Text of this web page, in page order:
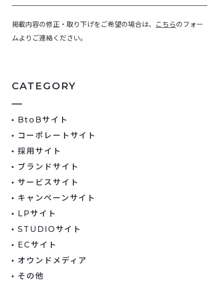
掲載内容の修正・取り下げをご希望の場合は、 こちらのフォー
ムよりご連絡ください。
CATEGORY
BtoBサイト
コーポレートサイト
採用サイト
ブランドサイト
サービスサイト
キャンペーンサイト
LPサイト
STUDIOサイト
ECサイト
オウンドメディア
その他